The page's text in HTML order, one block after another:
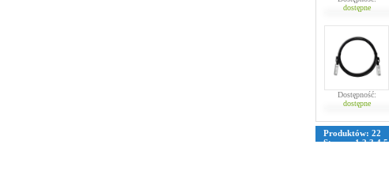
dostępne
Dostępność:
dostępne
Produktów: 22
Strona:1 2 3 4 5